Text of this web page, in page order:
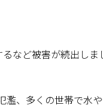
など被害が続出し
、多くの世帯で水